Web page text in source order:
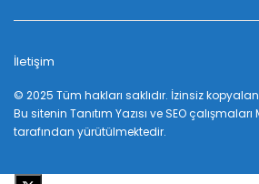
İletişim
© 2025 Tüm hakları saklıdır. İzinsiz
Bu sitenin Tanıtım Yazısı ve SEO çalışmaları
tarafından yürütülmektedir.